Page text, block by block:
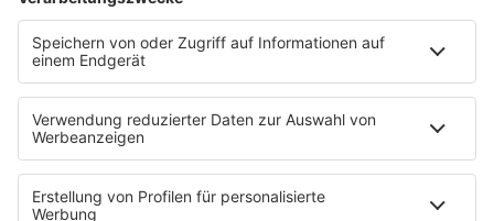
The Human League - Being Boiled
INFO
10.03.2025 Folge 151
Righeira - Vamos a la Playa
INFO